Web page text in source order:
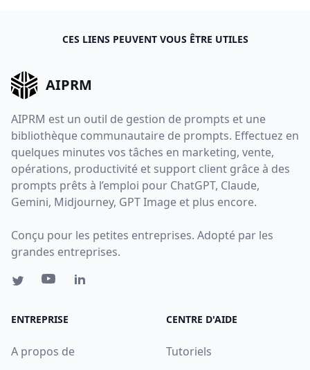
CES LIENS PEUVENT VOUS ÊTRE UTILES
AIPRM
AIPRM est un outil de gestion de prompts et une
bibliothèque communautaire de prompts. Effectuez en
quelques minutes vos tâches en marketing, vente,
opérations, productivité et support client grâce à des
prompts prêts à l’emploi pour ChatGPT, Claude,
Gemini, Midjourney, GPT Image et plus encore.
Conçu pour les petites entreprises. Adopté par les
grandes entreprises.
ENTREPRISE
A propos de
CENTRE D'AIDE
Tutoriels